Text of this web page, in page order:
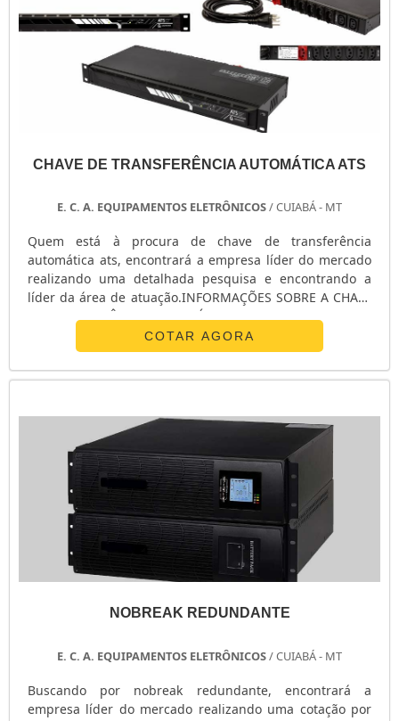
CHAVE DE TRANSFERÊNCIA AUTOMÁTICA ATS
E. C. A. EQUIPAMENTOS ELETRÔNICOS/ CUIABÁ - MT
Quem está à procura de chave de transferência
automática ats, encontrará a empresa líder do mercado
realizando uma detalhada pesquisa e encontrando a
líder da área de atuação.INFORMAÇÕES SOBRE A CHAVE
DE TRANSFERÊNCIA AUTOMÁTICA ATSQuem procura por
chave de transferência automática ats em uma empresa
inovadora, acha o site da E. C. A. Equipamentos
Eletrônicos. Na companhia é possível encontrar
COTAR AGORA
NOBREAK REDUNDANTE
E. C. A. EQUIPAMENTOS ELETRÔNICOS/ CUIABÁ - MT
Buscando por nobreak redundante, encontrará a
empresa líder do mercado realizando uma cotação por